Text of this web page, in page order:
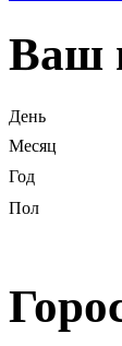
Ваш
День
Месяц
Год
Пол